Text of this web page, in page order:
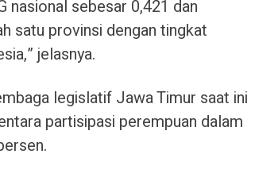
nasional sebesar 0,421 dan
satu provinsi dengan tingkat
jelasnya.
legislatif Jawa Timur saat ini
partisipasi perempuan dalam